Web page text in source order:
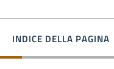
INDICE DELLA PAGINA